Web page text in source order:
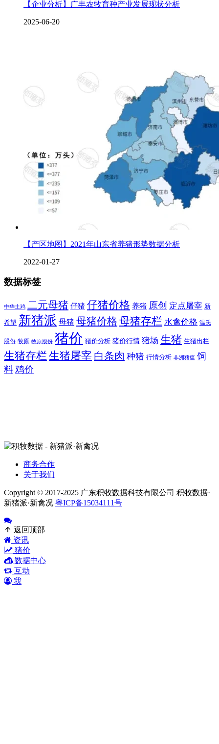
【企业分析】广丰农牧育种产业发展现状分析
2025-06-20
【产区地图】2021年山东省养猪形势数据分析
2022-01-27
数据标签
中华土鸡 二元母猪 仔猪 仔猪价格 养猪 原创 定点屠宰 新
希望 新猪派 母猪 母猪价格 母猪存栏 水禽价格 温氏
股份 牧原 牧原股份 猪价 猪价分析 猪价行情 猪场 生猪 生猪出栏
生猪存栏 生猪屠宰 白条肉 种猪 行情分析 非洲猪瘟 饲
料 鸡价
商务合作
关于我们
Copyright © 2017-2025 广东积牧数据科技有限公司 积牧数据·
新猪派·新禽况 粤ICP备15034111号
返回顶部
资讯
猪价
数据中心
互动
我